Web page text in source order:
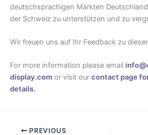
deutschsprachigen Märkten
der Schweiz zu unterstützen und zu
Wir freuen uns auf Ihr Feedback zu
For more information please email
display.com or visit our contact page
details.
PREVIOUS